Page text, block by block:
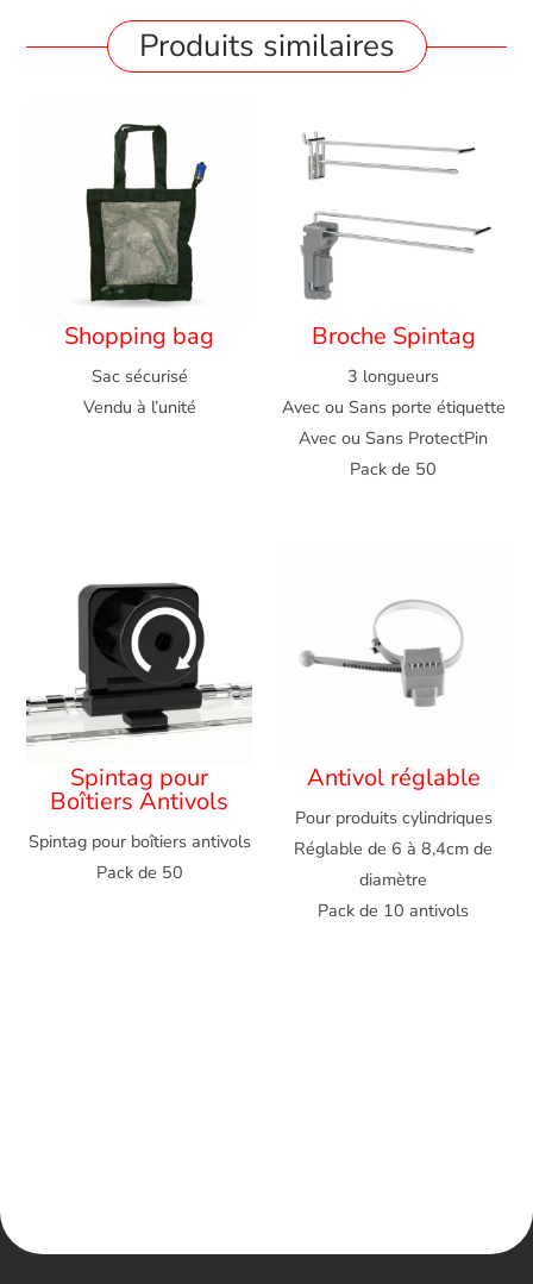
Produits similaires
Shopping bag
Sac sécurisé
Vendu à l’unité
Broche Spintag
3 longueurs
Avec ou Sans porte étiquette
Avec ou Sans ProtectPin
Pack de 50
Spintag pour
Boîtiers Antivols
Spintag pour boîtiers antivols
Pack de 50
Antivol réglable
Pour produits cylindriques
Réglable de 6 à 8,4cm de
diamètre
Pack de 10 antivols